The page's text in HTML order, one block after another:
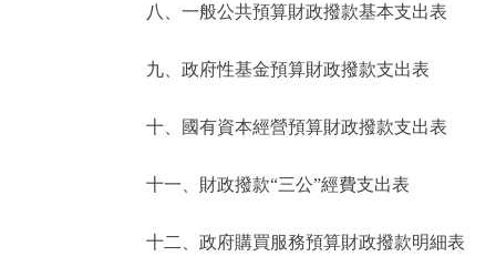
八、一般公共預算財政撥款基本支出表
九、政府性基金預算財政撥款支出表
十、國有資本經營預算財政撥款支出表
十一、財政撥款“三公”經費支出表
十二、政府購買服務預算財政撥款明細表